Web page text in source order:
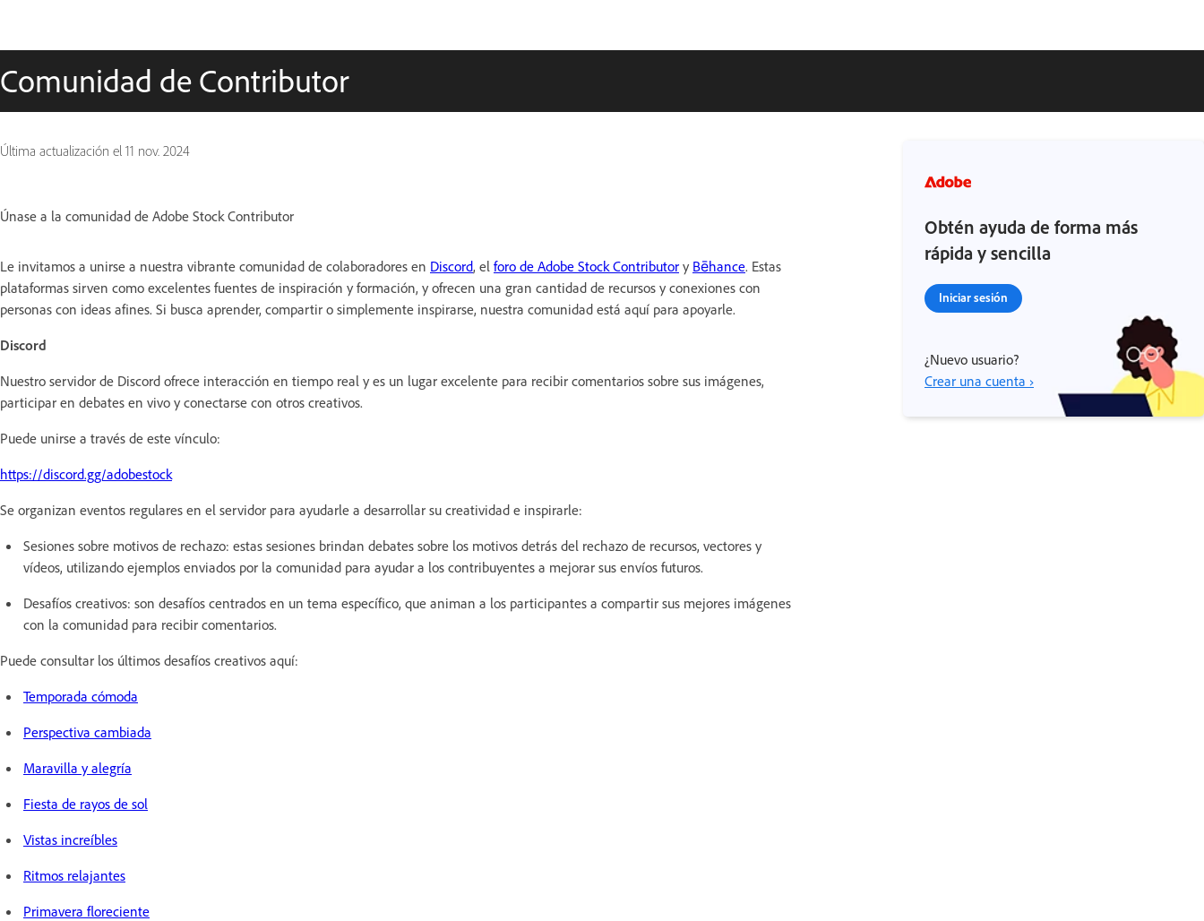
Comunidad de Contributor
Última actualización el 11 nov. 2024
Únase a la comunidad de Adobe Stock Contributor
Le invitamos a unirse a nuestra vibrante comunidad de colaboradores en Discord, el foro de Adobe Stock Contributor y Bēhance. Estas
plataformas sirven como excelentes fuentes de inspiración y formación, y ofrecen una gran cantidad de recursos y conexiones con
personas con ideas afines. Si busca aprender, compartir o simplemente inspirarse, nuestra comunidad está aquí para apoyarle.
Discord
Nuestro servidor de Discord ofrece interacción en tiempo real y es un lugar excelente para recibir comentarios sobre sus imágenes,
participar en debates en vivo y conectarse con otros creativos.
Puede unirse a través de este vínculo:
https://discord.gg/adobestock
Se organizan eventos regulares en el servidor para ayudarle a desarrollar su creatividad e inspirarle:
Sesiones sobre motivos de rechazo: estas sesiones brindan debates sobre los motivos detrás del rechazo de recursos, vectores y
vídeos, utilizando ejemplos enviados por la comunidad para ayudar a los contribuyentes a mejorar sus envíos futuros.
Desafíos creativos: son desafíos centrados en un tema específico, que animan a los participantes a compartir sus mejores imágenes
con la comunidad para recibir comentarios.
Puede consultar los últimos desafíos creativos aquí:
Temporada cómoda
Perspectiva cambiada
⁠Maravilla y alegría
Fiesta de rayos de sol
⁠Vistas increíbles
Ritmos relajantes
Primavera floreciente
Obtén ayuda de forma más
rápida y sencilla
Iniciar sesión
¿Nuevo usuario?
Crear una cuenta ›